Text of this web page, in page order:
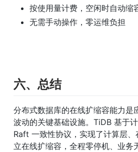
按使用量计费，空闲时自动缩
无需手动操作，零运维负担
六、总结
分布式数据库的在线扩缩容能力是
波动的关键基础设施。TiDB 基于
Raft 一致性协议，实现了计算层
立在线扩缩容，全程零停机、业务